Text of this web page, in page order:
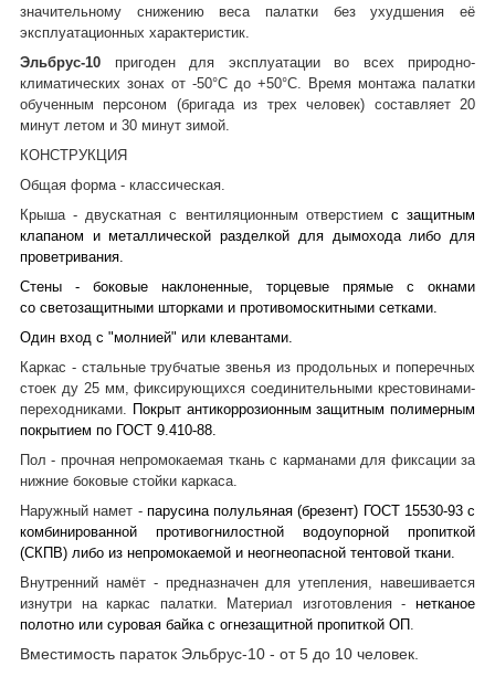
значительному снижению веса палатки без ухудшения её
эксплуатационных характеристик.
Эльбрус-10 пригоден для эксплуатации во всех природно-
климатических зонах от -50°С до +50°С. Время монтажа палатки
обученным персоном (бригада из трех человек) составляет 20
минут летом и 30 минут зимой.
КОНСТРУКЦИЯ
Общая форма - классическая.
Крыша - двускатная с вентиляционным отверстием с защитным
клапаном и металлической разделкой для дымохода либо для
проветривания.
Стены - боковые наклоненные, торцевые прямые с окнами
со светозащитными шторками и противомоскитными сетками.
Один вход с "молнией" или клевантами.
Каркас - стальные трубчатые звенья из продольных и поперечных
стоек ду 25 мм, фиксирующихся соединительными крестовинами-
переходниками.
Покрыт антикоррозионным защитным полимерным
покрытием по ГОСТ 9.410-88.
Пол - прочная непромокаемая ткань с карманами для фиксации за
нижние боковые стойки каркаса.
Наружный намет - парусина полульяная (брезент) ГОСТ 15530-93 с
комбинированной противогнилостной водоупорной пропиткой
(СКПВ) либо из непромокаемой и неогнеопасной тентовой ткани.
Внутренний намёт - предназначен для утепления, навешивается
изнутри на каркас палатки. Материал изготовления - нетканое
полотно или суровая байка с огнезащитной пропиткой ОП
Вместимость параток Эльбрус-10 - от 5 до 10 человек.